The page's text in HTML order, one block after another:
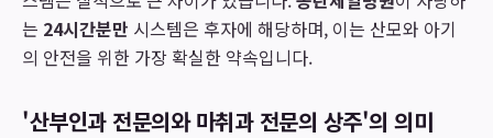
는 24시간분만 시스템은 후자에 해당하며, 이는 산모와 아기
의 안전을 위한 가장 확실한 약속입니다.
'산부인과 전문의와 마취과 전문의 상주'의 의미